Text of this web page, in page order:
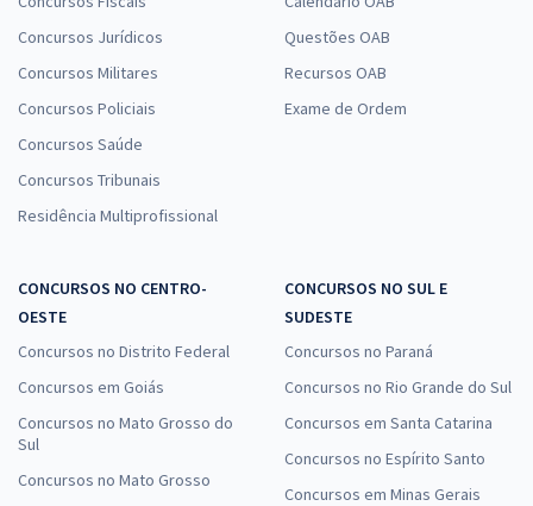
Concursos Jurídicos
Concursos Militares
Concursos Policiais
Concursos Saúde
Concursos Tribunais
Residência Multiprofissional
Questões OAB
Recursos OAB
Exame de Ordem
CONCURSOS NO CENTRO-
OESTE
Concursos no Distrito Federal
Concursos em Goiás
Concursos no Mato Grosso do
Sul
Concursos no Mato Grosso
CONCURSOS NO SUL E
SUDESTE
Concursos no Paraná
Concursos no Rio Grande do Sul
Concursos em Santa Catarina
Concursos no Espírito Santo
Concursos em Minas Gerais